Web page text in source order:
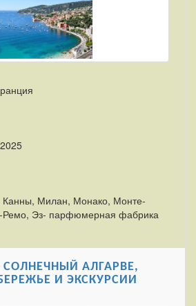
Канны, Милан, Монако, Монте-
Ремо, Эз- парфюмерная фабрика
СОЛНЕЧНЫЙ АЛГАРВЕ,
И ЭКСКУРСИИ